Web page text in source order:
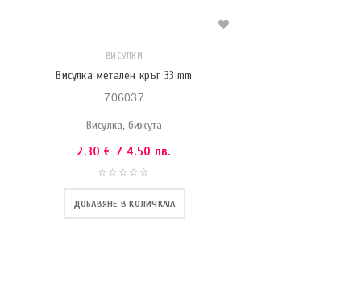
ВИСУЛКИ
Висулка метален кръг 33 mm
706037
Висулка, бижута
2.30 € / 4.50 лв.
ДОБАВЯНЕ В КОЛИЧКАТА